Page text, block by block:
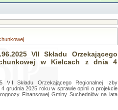
VII Składu Orzekającego
w Kielcach z dnia 4
VII Składu Orzekającego Regionalnej Izby
grudnia 2025 roku w sprawie opinii o projekcie
Finansowej Gminy Suchedniów na lata